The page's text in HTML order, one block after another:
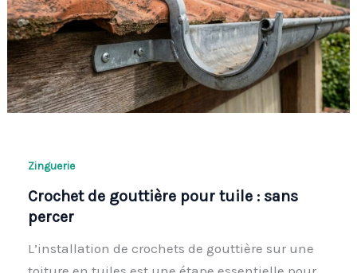
Zinguerie
Crochet de gouttière pour tuile : sans
percer
L’installation de crochets de gouttière sur une